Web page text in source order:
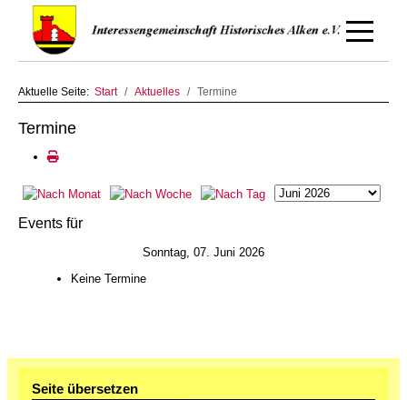
Off-
Aktuelle Seite: Start Aktuelles Termine
Termine
Events für
Sonntag, 07. Juni 2026
Keine Termine
Seite übersetzen